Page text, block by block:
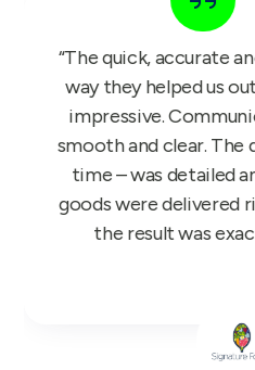
“The GIFT FOR
success. Our reps
since Monday and we
but glowing